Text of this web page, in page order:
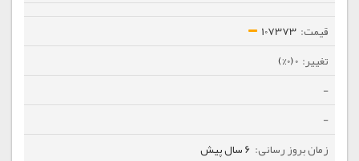
107373
0 (0%)
-
-
6 سال پیش